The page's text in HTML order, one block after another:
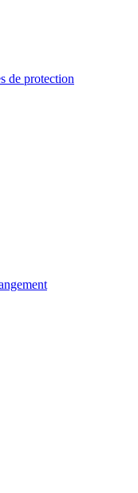
de protection